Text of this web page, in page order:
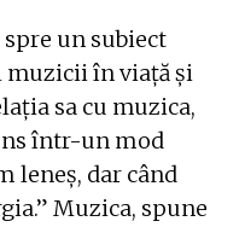
un subiect
muzicii în viață și
sa cu muzica,
într-un mod
leneș, dar când
Muzica, spune